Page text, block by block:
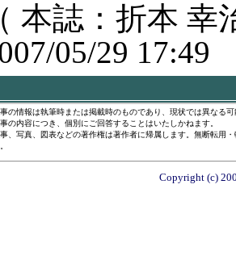
本誌：折本 幸
05/29 17:49
事の情報は執筆時または掲載時のものであり、現状では異なる
事の内容につき、個別にご回答することはいたしかねます。
事、写真、図表などの著作権は著作者に帰属します。無断転用
Copyright (c)